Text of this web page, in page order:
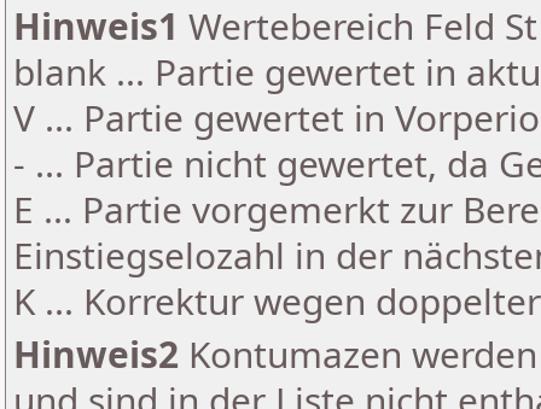
Hinweis1 Wertebereich Feld
blank ... Partie gewertet in
V ... Partie gewertet in
- ... Partie nicht gewertet, da
E ... Partie vorgemerkt zur
Einstiegselozahl in der
K ... Korrektur wegen
Hinweis2 Kontumazen